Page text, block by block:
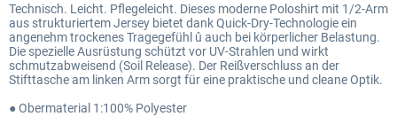
Technisch. Leicht. Pflegeleicht. Dieses moderne Poloshirt mit 1/2-Arm
aus strukturiertem Jersey bietet dank Quick-Dry-Technologie ein
angenehm trockenes Tragegefühl û auch bei körperlicher Belastung.
Die spezielle Ausrüstung schützt vor UV-Strahlen und wirkt
schmutzabweisend (Soil Release). Der Reißverschluss an der
Stifttasche am linken Arm sorgt für eine praktische und cleane Optik.
● Obermaterial 1:100% Polyester